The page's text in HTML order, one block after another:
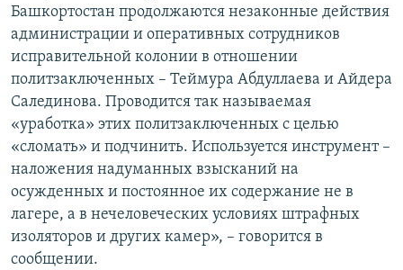
Башкортостан продолжаются незаконные действия
администрации и оперативных сотрудников
исправительной колонии в отношении
политзаключенных – Теймура Абдуллаева и Айдера
Салединова. Проводится так называемая
«уработка» этих политзаключенных с целью
«сломать» и подчинить. Используется инструмент –
наложения надуманных взысканий на
осужденных и постоянное их содержание не в
лагере, а в нечеловеческих условиях штрафных
изоляторов и других камер», – говорится в
сообщении.